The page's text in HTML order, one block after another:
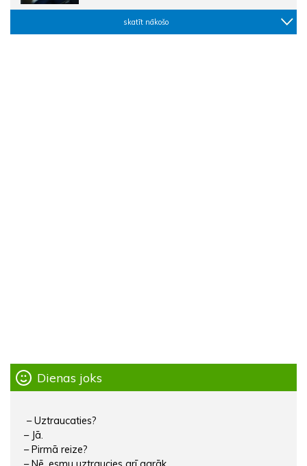
skatīt nākošo
Dienas joks
– Uztraucaties?
– Jā.
– Pirmā reize?